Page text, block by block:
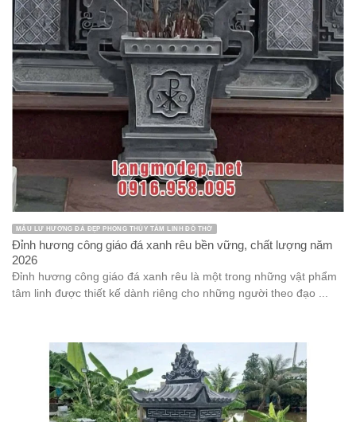
MẪU LƯ HƯƠNG ĐÁ ĐẸP PHONG THỦY TÂM LINH ĐỒ THỜ
Đỉnh hương công giáo đá xanh rêu bền vững, chất lượng năm
2026
Đỉnh hương công giáo đá xanh rêu là một trong những vật phẩm
tâm linh được thiết kế dành riêng cho những người theo đạo ...